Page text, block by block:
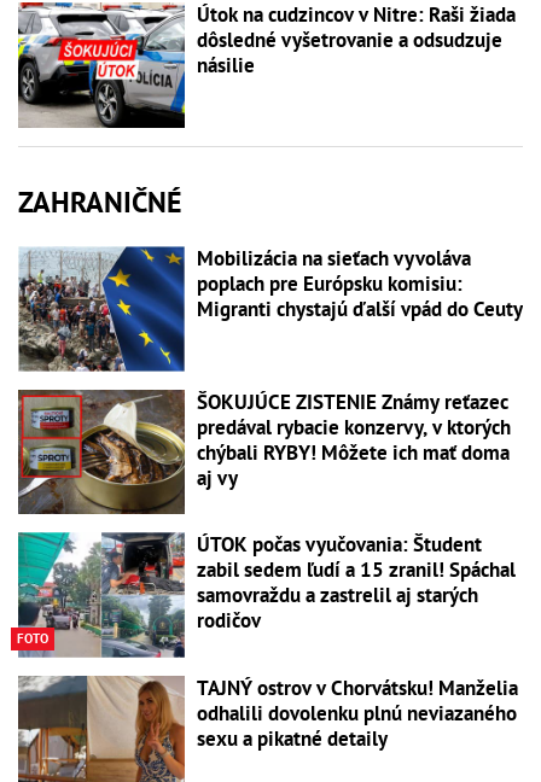
Útok na cudzincov v Nitre: Raši žiada
dôsledné vyšetrovanie a odsudzuje
násilie
ZAHRANIČNÉ
Mobilizácia na sieťach vyvoláva
poplach pre Európsku komisiu:
Migranti chystajú ďalší vpád do Ceuty
ŠOKUJÚCE ZISTENIE Známy reťazec
predával rybacie konzervy, v ktorých
chýbali RYBY! Môžete ich mať doma
aj vy
FOTO
ÚTOK počas vyučovania: Študent
zabil sedem ľudí a 15 zranil! Spáchal
samovraždu a zastrelil aj starých
rodičov
TAJNÝ ostrov v Chorvátsku! Manželia
odhalili dovolenku plnú neviazaného
sexu a pikatné detaily